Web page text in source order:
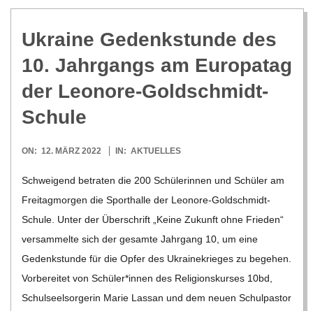
Ukraine Gedenk­stunde des
10. Jahr­gangs am Euro­pa­tag
der Leonore-Goldschmidt-
Schule
2022-
ON: 12. MÄRZ 2022 IN: AKTUELLES
Schwei­gend betra­ten die 200 Schü­le­rin­nen und Schü­ler am
Frei­tag­mor­gen die Sport­halle der Leo­­nore-Gol­d­­schmidt-
Schule. Unter der Über­schrift „Keine Zukunft ohne Frie­den“
ver­sam­melte sich der gesamte Jahr­gang 10, um eine
Gedenk­stunde für die Opfer des Ukrai­ne­krie­ges zu bege­hen.
Vor­be­rei­tet von Schüler*innen des Reli­gi­ons­kur­ses 10bd,
Schul­seel­sor­ge­rin Marie Las­san und dem neuen Schul­pas­tor